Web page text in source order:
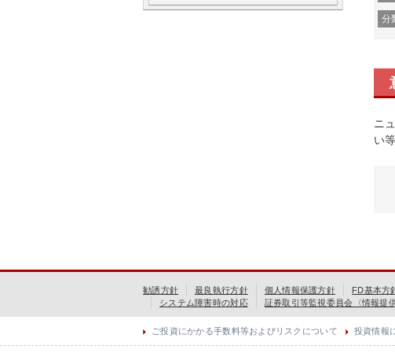
分
ニ
い
勧誘方針 最良執行方針 個人情報保護方針 FD基本方
システム障害時の対応
証券取引等監視委員会〈情報提
ご投資にかかる手数料等およびリスクについて 投資情報